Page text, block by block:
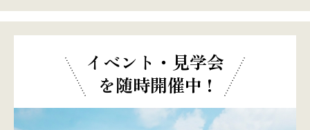
イベント・見学会
を随時開催中 !